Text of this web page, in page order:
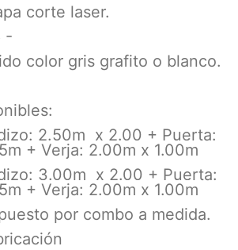
corte laser.
-
color gris grafito o blanco.
2.50m x 2.00 + Puerta:
+ Verja: 2.00m x 1.00m
3.00m x 2.00 + Puerta:
+ Verja: 2.00m x 1.00m
por combo a medida.